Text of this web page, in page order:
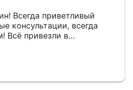
Всегда приветливый
консультации, всегда
Всё привезли в